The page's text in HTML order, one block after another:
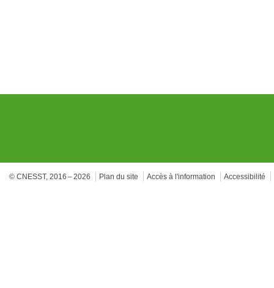
© CNESST, 2016 – 2026 Plan du site Accès à l'information Accessibilité